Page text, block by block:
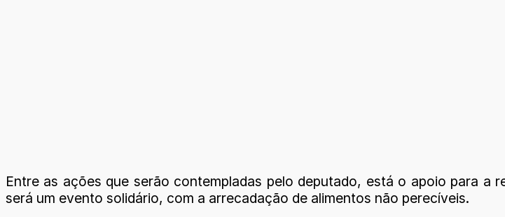
Entre as ações que serão contempladas pelo deputado, está o apoio para a
será um evento solidário, com a arrecadação de alimentos não perecíveis.